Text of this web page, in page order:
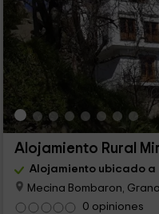
Alojamiento Rural
Alojamiento ubicado a
Mecina Bombaron,
0 opiniones